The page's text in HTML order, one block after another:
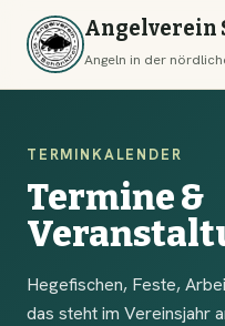
Angelverein
Angeln in der
TERMINKALENDER
Termine &
Hegefischen, Feste,
das steht im Vereinsjahr